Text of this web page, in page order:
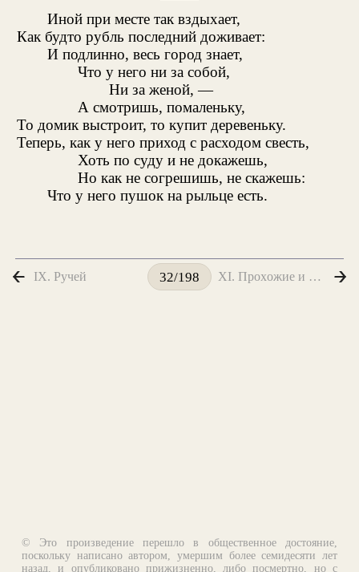
Иной при месте так вздыхает,
Как будто рубль последний доживает:
И подлинно, весь город знает,
Что у него ни за собой,
Ни за женой, —
А смотришь, помаленьку,
То домик выстроит, то купит деревеньку.
Теперь, как у него приход с расходом свесть,
Хоть по суду и не докажешь,
Но как не согрешишь, не скажешь:
Что у него пушок на рыльце есть.
IX. Ручей 32/198 XI. Проxожие и Собаки
© Это произведение перешло в общественное достояние,
поскольку написано автором, умершим более семидесяти лет
назад, и опубликовано прижизненно, либо посмертно, но с